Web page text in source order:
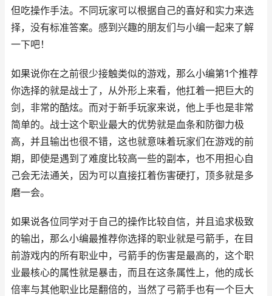
但吃操作手法。不同玩家可以根据自己的喜好和实力来选
择，没有标准答案。感到兴趣的朋友们与小编一起来了解
一下吧！
如果说你在之前很少接触类似的游戏，那么小编第1个推荐
你选择的就是战士了，从外形上来看，他扛着一把巨大的
剑，非常的酷炫。而对于新手玩家来说，他上手也是非常
简单的。战士这个职业最大的优势就是血条和防御力极
高，并且输出也很不错，这也就意味着玩家们在游戏的前
期，即使是遇到了难度比较高一些的副本，也不用担心自
己会无法通关，因为可以直接扛着伤害硬打，顶多就是多
磨一会。
如果说各位同学对于自己的操作比较自信，并且追求极致
的输出，那么小编最推荐你选择的职业就是弓箭手，在目
前游戏内的所有职业中，弓箭手的伤害是最高的，这个职
业最核心的属性就是暴击，而且在这条属性上，他的成长
倍率与其他职业比是翻倍的，当然了弓箭手也有一个巨大